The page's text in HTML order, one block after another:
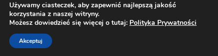
Regulaminy strony
Polityka Prywatności
Używamy ciasteczek, aby zapewnić najlepszą jakość
korzystania z naszej witryny.
Możesz dowiedzieć się więcej o tutaj: Polityka Prywatności
Akceptuj